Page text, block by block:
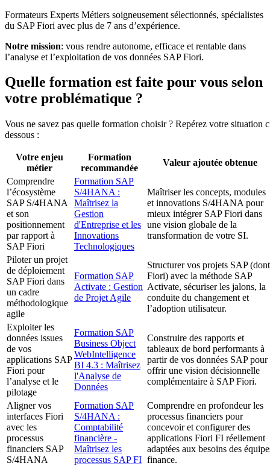
Formateurs Experts Métiers soigneusement sélectionnés, spécialistes
du SAP Fiori avec plus de 7 ans d’expérience.
Notre mission: vous rendre autonome, efficace et rentable dans
l’analyse et l’exploitation de vos données SAP Fiori.
Quelle formation est faite pour vous selon
votre problématique ?
Vous ne savez pas quelle formation choisir ? Repérez votre situation
dessous :
Votre enjeu
métier
Formation
recommandée
Valeur ajoutée obtenue
Comprendre
l’écosystème
SAP S/4HANA
et son
positionnement
par rapport à
SAP Fiori
Formation SAP
S/4HANA :
Maîtrisez la
Gestion
d'Entreprise et les
Innovations
Technologiques
Maîtriser les concepts, modules
et innovations S/4HANA pour
mieux intégrer SAP Fiori dans
une vision globale de la
transformation de votre SI.
Piloter un projet
de déploiement
SAP Fiori dans
un cadre
méthodologique
agile
Formation SAP
Activate : Gestion
de Projet Agile
Structurer vos projets SAP (dont
Fiori) avec la méthode SAP
Activate, sécuriser les jalons, la
conduite du changement et
l’adoption utilisateur.
Exploiter les
données issues
de vos
applications SAP
Fiori pour
l’analyse et le
pilotage
Formation SAP
Business Object
WebIntelligence
BI 4.3 : Maîtrisez
l'Analyse de
Données
Construire des rapports et
tableaux de bord performants à
partir de vos données SAP pour
offrir une vision décisionnelle
complémentaire à SAP Fiori.
Aligner vos
interfaces Fiori
avec les
processus
financiers SAP
S/4HANA
Formation SAP
S/4HANA :
Comptabilité
financière -
Maîtrisez les
processus SAP FI
Comprendre en profondeur les
processus financiers pour
concevoir et configurer des
applications Fiori FI réellement
adaptées aux besoins des
finance.